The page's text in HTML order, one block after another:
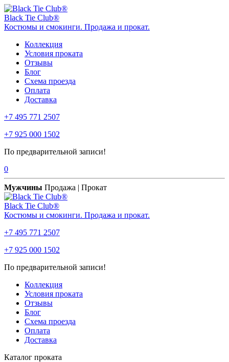
Black Tie Club®
Костюмы и смокинги. Продажа и прокат.
Коллекция
Условия проката
Отзывы
Блог
Схема проезда
Оплата
Доставка
+7 495 771 2507
+7 925 000 1502
По предварительной записи!
0
Мужчины Продажа | Прокат
Black Tie Club®
Костюмы и смокинги. Продажа и прокат.
+7 495 771 2507
+7 925 000 1502
По предварительной записи!
Коллекция
Условия проката
Отзывы
Блог
Схема проезда
Оплата
Доставка
Каталог проката